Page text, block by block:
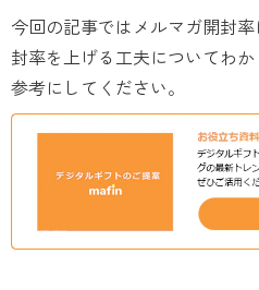
今回の記事ではメルマガ開封
封率を上げる工夫についてわ
参考にしてください。